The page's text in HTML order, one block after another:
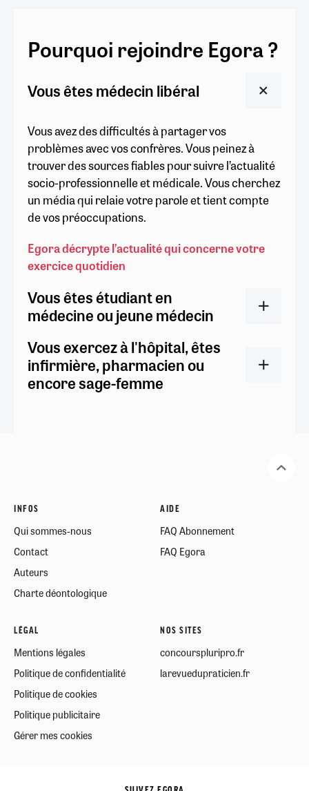
Pourquoi rejoindre Egora ?
Vous êtes médecin libéral
Vous avez des difficultés à partager vos
problèmes avec vos confrères. Vous peinez à
trouver des sources fiables pour suivre l’actualité
socio-professionnelle et médicale. Vous cherchez
un média qui relaie votre parole et tient compte
de vos préoccupations.
Egora décrypte l’actualité qui concerne votre
exercice quotidien
Vous êtes étudiant en
médecine ou jeune médecin
Vous exercez à l'hôpital, êtes
infirmière, pharmacien ou
encore sage-femme
INFOS
Qui sommes-nous
Contact
Auteurs
Charte déontologique
AIDE
FAQ Abonnement
FAQ Egora
LÉGAL
Mentions légales
Politique de confidentialité
Politique de cookies
Politique publicitaire
Gérer mes cookies
NOS SITES
concourspluripro.fr
larevuedupraticien.fr